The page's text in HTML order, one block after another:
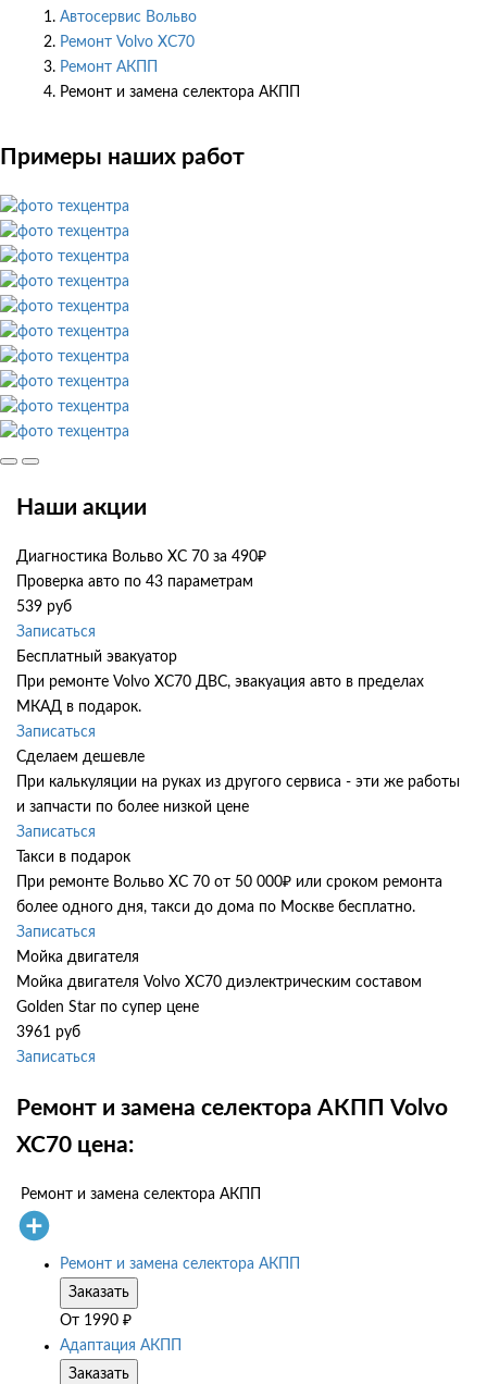
Автосервис Вольво
Ремонт Volvo XC70
Ремонт АКПП
Ремонт и замена селектора АКПП
Примеры наших работ
Наши акции
Диагностика Вольво ХС 70 за 490₽
Проверка авто по 43 параметрам
539 руб
Записаться
Бесплатный эвакуатор
При ремонте Volvo XC70 ДВС, эвакуация авто в пределах
МКАД в подарок.
Записаться
Сделаем дешевле
При калькуляции на руках из другого сервиса - эти же работы
и запчасти по более низкой цене
Записаться
Такси в подарок
При ремонте Вольво ХС 70 от 50 000₽ или сроком ремонта
более одного дня, такси до дома по Москве бесплатно.
Записаться
Мойка двигателя
Мойка двигателя Volvo XC70 диэлектрическим составом
Golden Star по супер цене
3961 руб
Записаться
Ремонт и замена селектора АКПП Volvo
XC70 цена:
Ремонт и замена селектора АКПП
Ремонт и замена селектора АКПП
Заказать
От 1990 ₽
Адаптация АКПП
Заказать